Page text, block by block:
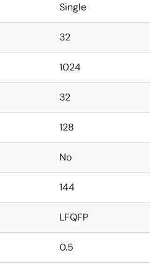
Single
32
1024
32
128
No
144
LFQFP
0.5